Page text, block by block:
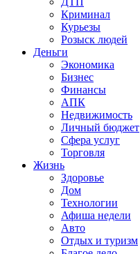
Криминал
Курьезы
Розыск людей
Деньги
Экономика
Бизнес
Финансы
АПК
Недвижимость
Личный бюджет
Сфера услуг
Торговля
Жизнь
Здоровье
Дом
Технологии
Афиша недели
Авто
Отдых и туризм